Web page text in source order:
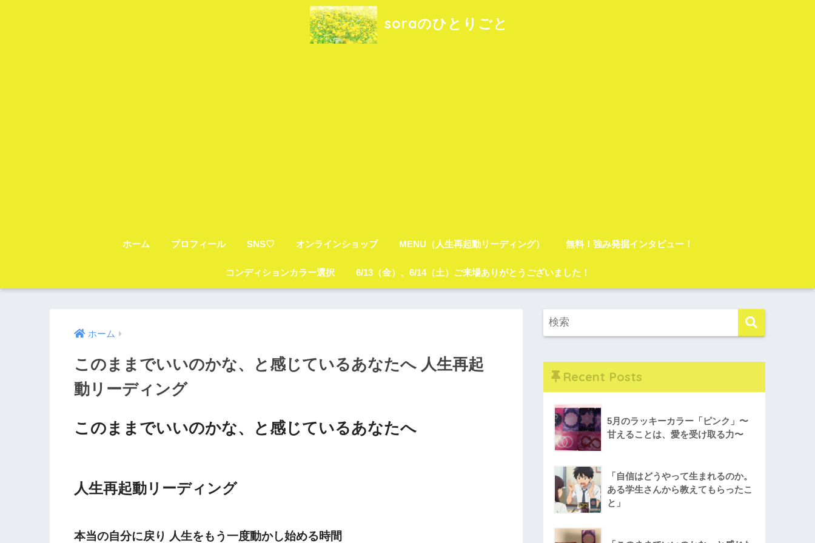
soraのひとりごと
ホーム プロフィール SNS♡ オンラインショップ MENU（人生再起動リーディング） 無料！強み発掘インタビュー！
コンディションカラー選択 6/13（金）、6/14（土）ご来場ありがとうございました！
ホーム
このままでいいのかな、と感じているあなたへ 人生再起
動リーディング
このままでいいのかな、と感じているあなたへ
人生再起動リーディング
本当の自分に戻り 人生をもう一度動かし始める時間
Recent Posts
5月のラッキーカラー「ピンク」〜
甘えることは、愛を受け取る力〜
「自信はどうやって生まれるのか。
ある学生さんから教えてもらったこ
と」